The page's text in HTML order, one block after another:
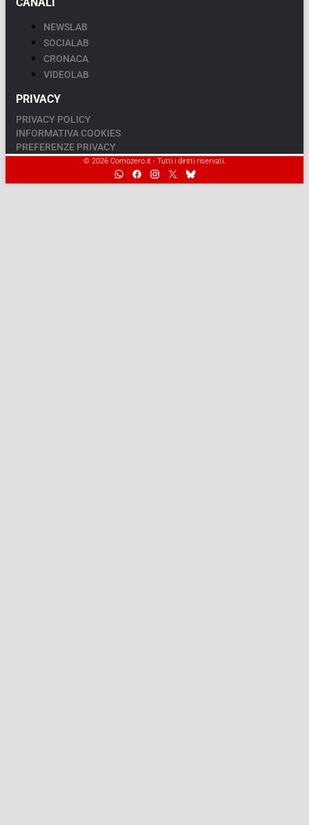
NEWSLAB
SOCIALAB
CRONACA
VIDEOLAB
PRIVACY
PRIVACY POLICY
INFORMATIVA COOKIES
PREFERENZE PRIVACY
© 2026 Comozero.it - Tutti i diritti riservati.